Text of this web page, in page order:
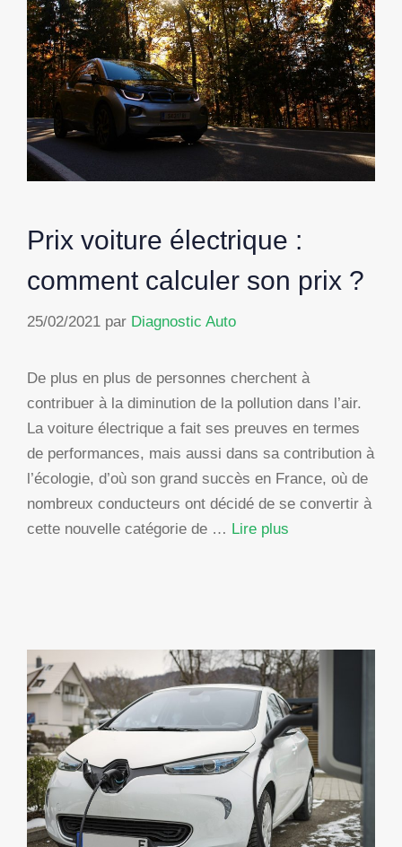
Prix voiture électrique :
comment calculer son prix ?
25/02/2021 par Diagnostic Auto
De plus en plus de personnes cherchent à
contribuer à la diminution de la pollution dans l’air.
La voiture électrique a fait ses preuves en termes
de performances, mais aussi dans sa contribution à
l’écologie, d’où son grand succès en France, où de
nombreux conducteurs ont décidé de se convertir à
cette nouvelle catégorie de … Lire plus